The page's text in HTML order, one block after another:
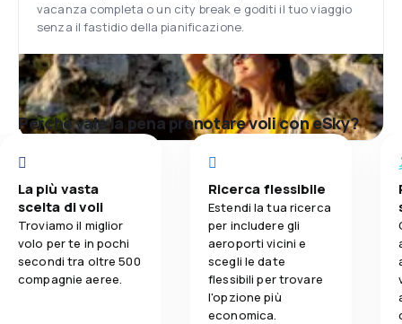
vacanza completa o un city break e goditi il tuo viaggio
senza il fastidio della pianificazione.
Perché vale la pena prenotare voli con eSky?
La più vasta
scelta di voli
Troviamo il miglior
volo per te in pochi
secondi tra oltre 500
compagnie aeree.
Ricerca flessibile
Estendi la tua ricerca
per includere gli
aeroporti vicini e
scegli le date
flessibili per trovare
l'opzione più
economica.